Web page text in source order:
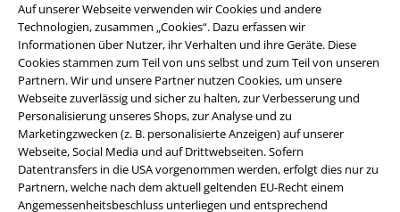
Auf unserer Webseite verwenden wir Cookies und andere
Technologien, zusammen „Cookies“. Dazu erfassen wir
Informationen über Nutzer, ihr Verhalten und ihre Geräte. Diese
Cookies stammen zum Teil von uns selbst und zum Teil von unseren
Partnern. Wir und unsere Partner nutzen Cookies, um unsere
Webseite zuverlässig und sicher zu halten, zur Verbesserung und
Personalisierung unseres Shops, zur Analyse und zu
Marketingzwecken (z. B. personalisierte Anzeigen) auf unserer
Webseite, Social Media und auf Drittwebseiten. Sofern
Datentransfers in die USA vorgenommen werden, erfolgt dies nur zu
Partnern, welche nach dem aktuell geltenden EU-Recht einem
Angemessenheitsbeschluss unterliegen und entsprechend
Rechtliches
AGB